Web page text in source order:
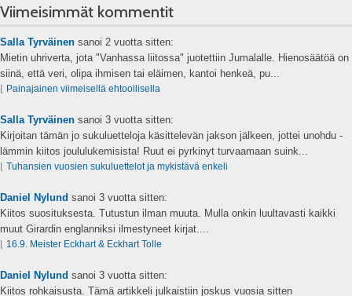
Viimeisimmät kommentit
Salla Tyrväinen sanoi 2 vuotta sitten:
Mietin uhriverta, jota "Vanhassa liitossa" juotettiin Jumalalle. Hienosäätöä on
siinä, että veri, olipa ihmisen tai eläimen, kantoi henkeä, pu...
⌊ Painajainen viimeisellä ehtoollisella
Salla Tyrväinen sanoi 3 vuotta sitten:
Kirjoitan tämän jo sukuluetteloja käsittelevän jakson jälkeen, jottei unohdu -
lämmin kiitos joululukemisista! Ruut ei pyrkinyt turvaamaan suink...
⌊ Tuhansien vuosien sukuluettelot ja mykistävä enkeli
Daniel Nylund sanoi 3 vuotta sitten:
Kiitos suosituksesta. Tutustun ilman muuta. Mulla onkin luultavasti kaikki
muut Girardin englanniksi ilmestyneet kirjat....
⌊ 16.9. Meister Eckhart & Eckhart Tolle
Daniel Nylund sanoi 3 vuotta sitten:
Kiitos rohkaisusta. Tämä artikkeli julkaistiin joskus vuosia sitten